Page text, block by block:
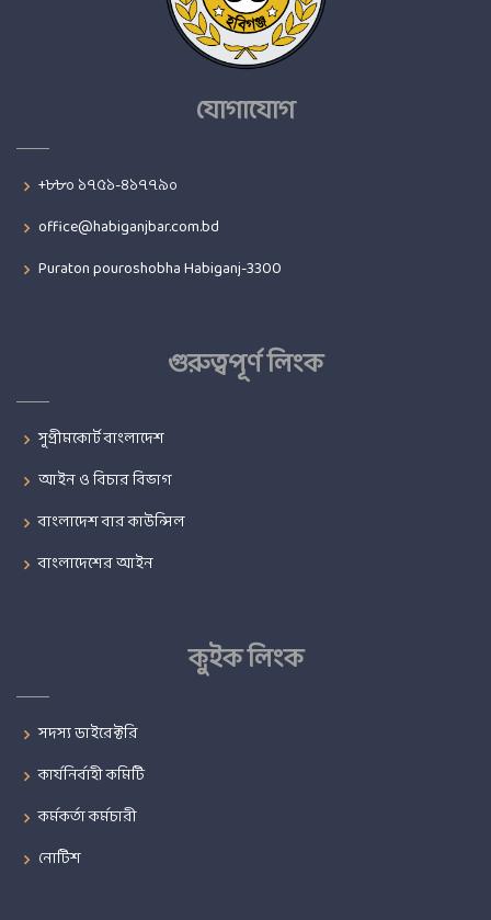
যোগাযোগ
+৮৮০ ১৭৫১-৪১৭৭৯০
office@habiganjbar.com.bd
Puraton pouroshobha Habiganj-3300
গুরুত্বপূর্ণ লিংক
সুপ্রীমকোর্ট বাংলাদেশ
আইন ও বিচার বিভাগ
বাংলাদেশ বার কাউন্সিল
বাংলাদেশের আইন
কুইক লিংক
সদস্য ডাইরেক্টরি
কার্যনির্বাহী কমিটি
কর্মকর্তা কর্মচারী
নোটিশ